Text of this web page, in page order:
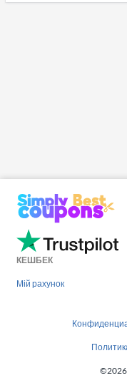
КЕШБЕК
Мій рахунок
©2026